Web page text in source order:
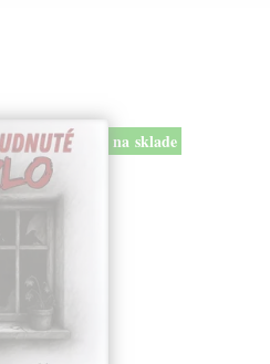
na sklade